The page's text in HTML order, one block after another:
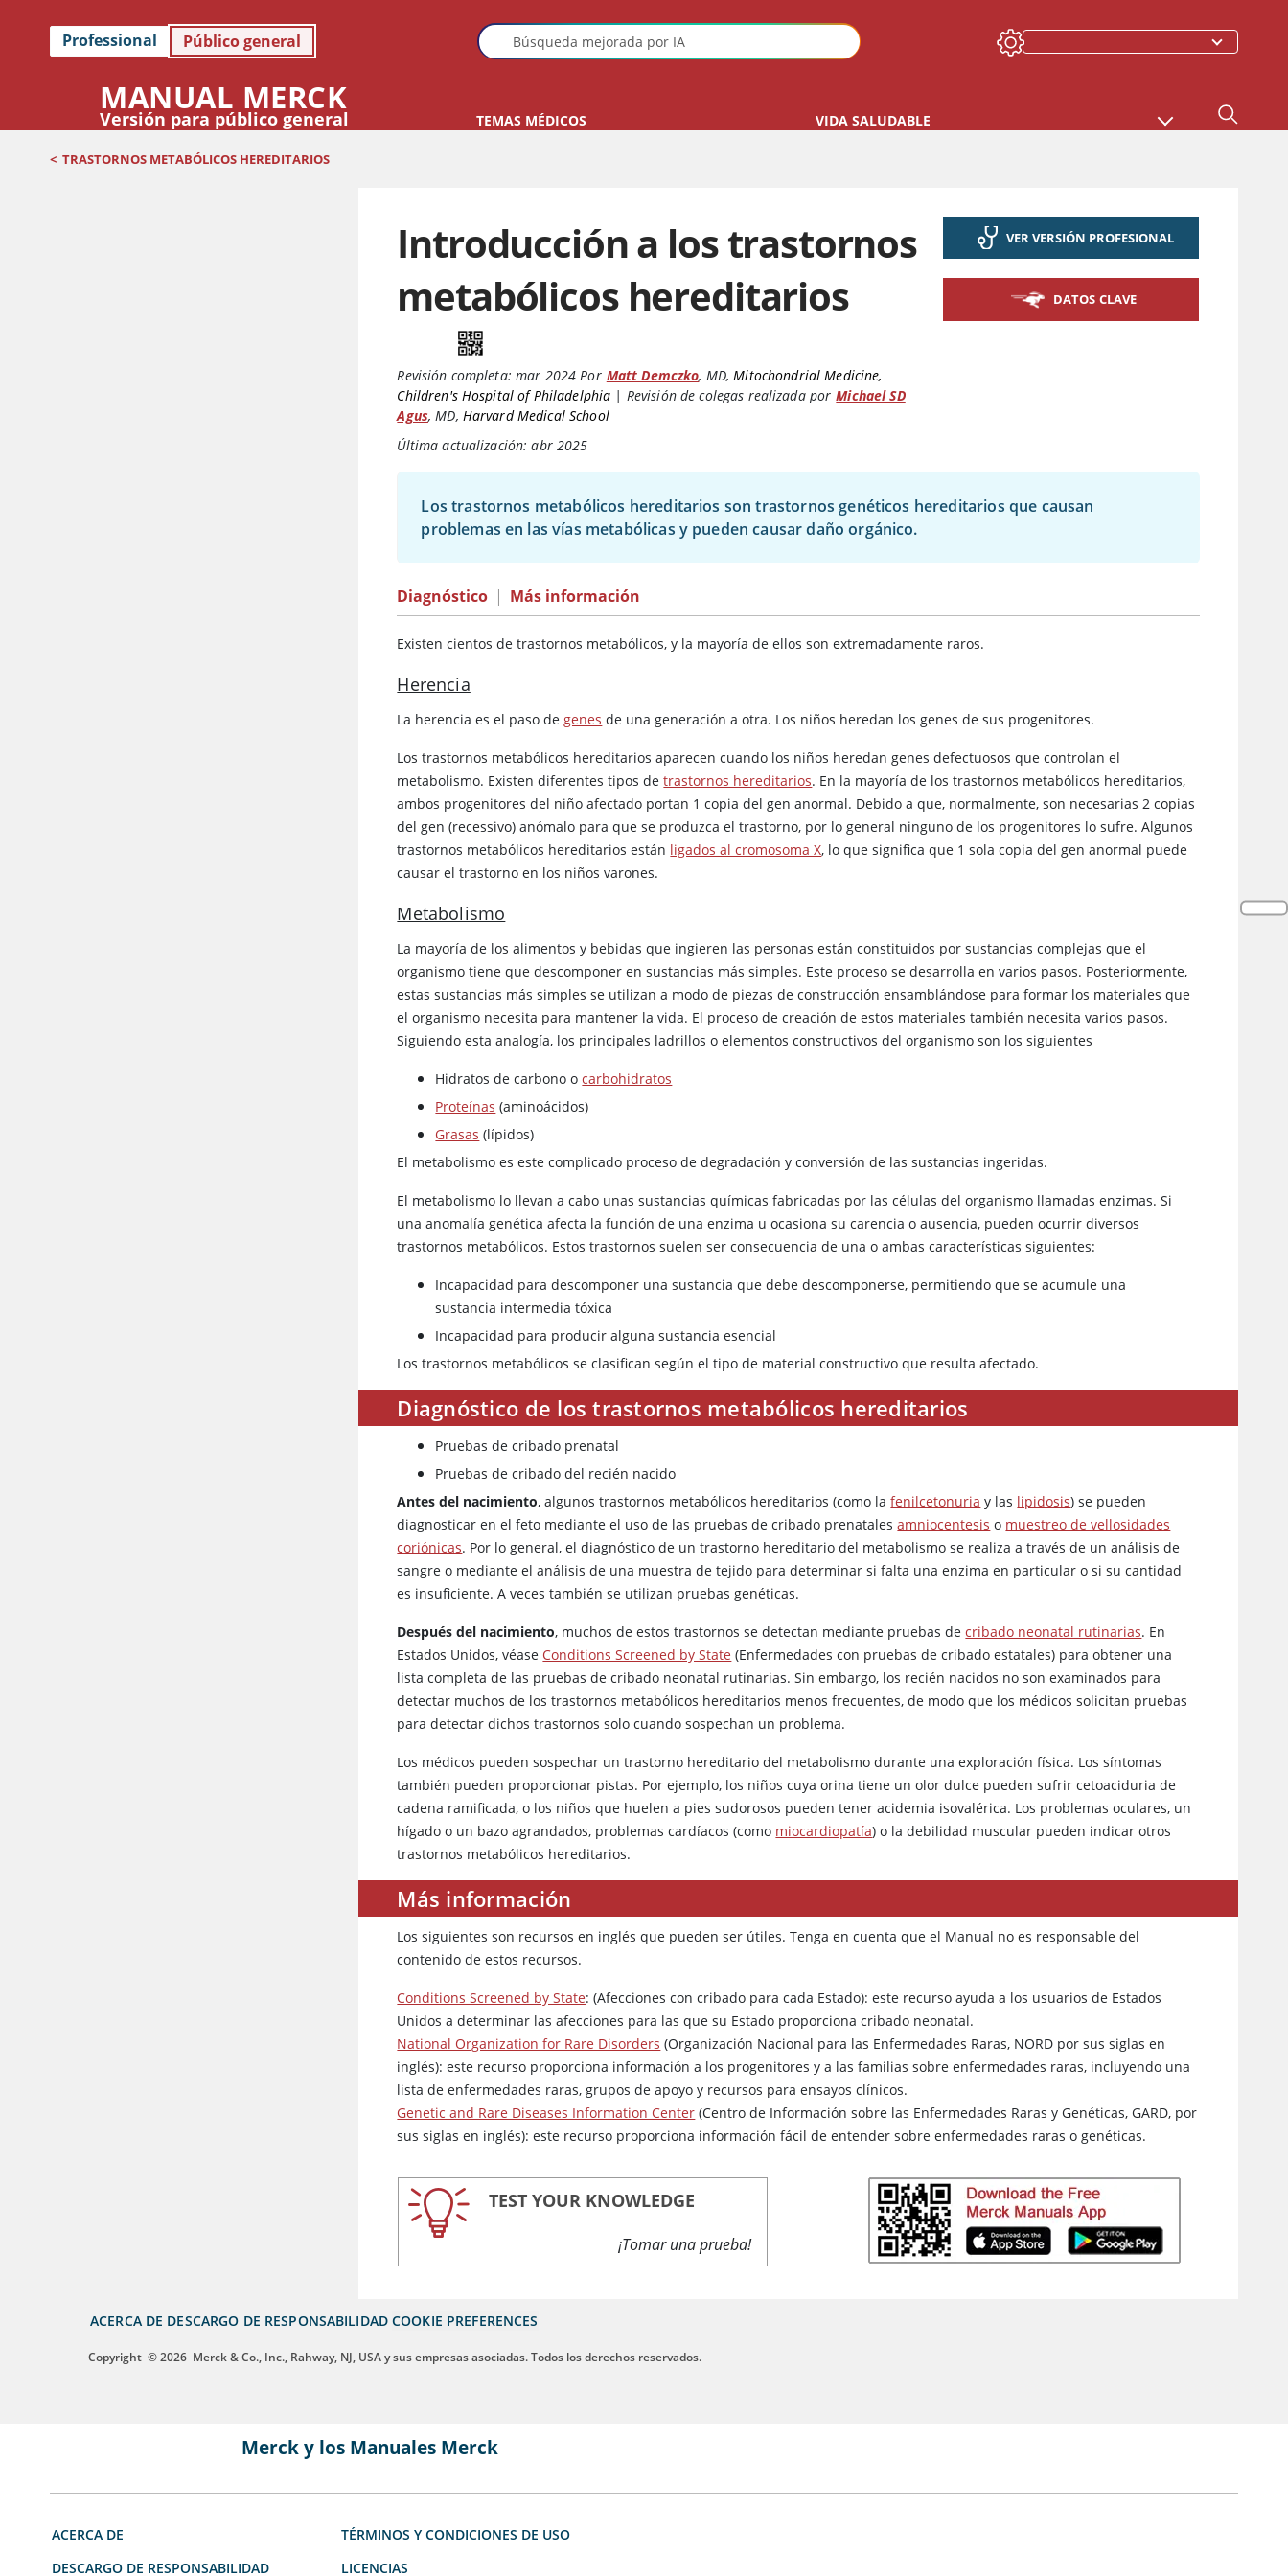
Professional Público general
MANUAL MERCK
Versión para público general TEMAS MÉDICOS VIDA SALUDABLE
< TRASTORNOS METABÓLICOS HEREDITARIOS
Introducción a los trastornos
metabólicos hereditarios
Revisión completa: mar 2024 Por Matt Demczko, MD,Mitochondrial Medicine,
Children's Hospital of Philadelphia | Revisión de colegas realizada por Michael SD
Agus,MD, Harvard Medical School
Última actualización: abr 2025
VER VERSIÓN PROFESIONAL
DATOS CLAVE
Los trastornos metabólicos hereditarios son trastornos genéticos hereditarios que causan
problemas en las vías metabólicas y pueden causar daño orgánico.
Diagnóstico | Más información
Existen cientos de trastornos metabólicos, y la mayoría de ellos son extremadamente raros.
Herencia
La herencia es el paso degenes de una generación a otra. Los niños heredan los genes de sus progenitores.
Los trastornos metabólicos hereditarios aparecen cuando los niños heredan genes defectuosos que controlan el
metabolismo. Existen diferentes tipos detrastornos hereditarios. En la mayoría de los trastornos metabólicos hereditarios,
ambos progenitores del niño afectado portan 1 copia del gen anormal. Debido a que, normalmente, son necesarias 2 copias
del gen (recessivo) anómalo para que se produzca el trastorno, por lo general ninguno de los progenitores lo sufre. Algunos
trastornos metabólicos hereditarios están ligados al cromosoma X, lo que significa que 1 sola copia del gen anormal puede
causar el trastorno en los niños varones.
Metabolismo
La mayoría de los alimentos y bebidas que ingieren las personas están constituidos por sustancias complejas que el
organismo tiene que descomponer en sustancias más simples. Este proceso se desarrolla en varios pasos. Posteriormente,
estas sustancias más simples se utilizan a modo de piezas de construcción ensamblándose para formar los materiales que
el organismo necesita para mantener la vida. El proceso de creación de estos materiales también necesita varios pasos.
Siguiendo esta analogía, los principales ladrillos o elementos constructivos del organismo son los siguientes
Hidratos de carbono ocarbohidratos
Proteínas (aminoácidos)
Grasas (lípidos)
El metabolismo es este complicado proceso de degradación y conversión de las sustancias ingeridas.
El metabolismo lo llevan a cabo unas sustancias químicas fabricadas por las células del organismo llamadas enzimas. Si
una anomalía genética afecta la función de una enzima u ocasiona su carencia o ausencia, pueden ocurrir diversos
trastornos metabólicos. Estos trastornos suelen ser consecuencia de una o ambas características siguientes:
Incapacidad para descomponer una sustancia que debe descomponerse, permitiendo que se acumule una
sustancia intermedia tóxica
Incapacidad para producir alguna sustancia esencial
Los trastornos metabólicos se clasifican según el tipo de material constructivo que resulta afectado.
Diagnóstico de los trastornos metabólicos hereditarios
Pruebas de cribado prenatal
Pruebas de cribado del recién nacido
Antes del nacimiento, algunos trastornos metabólicos hereditarios (como lafenilcetonuria y las lipidosis) se pueden
diagnosticar en el feto mediante el uso de las pruebas de cribado prenatalesamniocentesis o muestreo de vellosidades
coriónicas. Por lo general, el diagnóstico de un trastorno hereditario del metabolismo se realiza a través de un análisis de
sangre o mediante el análisis de una muestra de tejido para determinar si falta una enzima en particular o si su cantidad
es insuficiente. A veces también se utilizan pruebas genéticas.
Después del nacimiento, muchos de estos trastornos se detectan mediante pruebas decribado neonatal rutinarias. En
Estados Unidos, véase Conditions Screened by State (Enfermedades con pruebas de cribado estatales) para obtener una
lista completa de las pruebas de cribado neonatal rutinarias. Sin embargo, los recién nacidos no son examinados para
detectar muchos de los trastornos metabólicos hereditarios menos frecuentes, de modo que los médicos solicitan pruebas
para detectar dichos trastornos solo cuando sospechan un problema.
Los médicos pueden sospechar un trastorno hereditario del metabolismo durante una exploración física. Los síntomas
también pueden proporcionar pistas. Por ejemplo, los niños cuya orina tiene un olor dulce pueden sufrir cetoaciduria de
cadena ramificada, o los niños que huelen a pies sudorosos pueden tener acidemia isovalérica. Los problemas oculares, un
hígado o un bazo agrandados, problemas cardíacos (como miocardiopatía) o la debilidad muscular pueden indicar otros
trastornos metabólicos hereditarios.
Más información
Los siguientes son recursos en inglés que pueden ser útiles. Tenga en cuenta que el Manual no es responsable del
contenido de estos recursos.
Conditions Screened by State: (Afecciones con cribado para cada Estado): este recurso ayuda a los usuarios de Estados
Unidos a determinar las afecciones para las que su Estado proporciona cribado neonatal.
National Organization for Rare Disorders (Organización Nacional para las Enfermedades Raras, NORD por sus siglas en
inglés): este recurso proporciona información a los progenitores y a las familias sobre enfermedades raras, incluyendo una
lista de enfermedades raras, grupos de apoyo y recursos para ensayos clínicos.
Genetic and Rare Diseases Information Center (Centro de Información sobre las Enfermedades Raras y Genéticas, GARD, por
sus siglas en inglés): este recurso proporciona información fácil de entender sobre enfermedades raras o genéticas.
TEST YOUR KNOWLEDGE
¡Tomar una prueba!
ACERCA DE DESCARGO DE RESPONSABILIDAD COOKIE PREFERENCES
Copyright © 2026 Merck & Co., Inc., Rahway, NJ, USA y sus empresas asociadas. Todos los derechos reservados.
Merck y los Manuales Merck
ACERCA DE
DESCARGO DE RESPONSABILIDAD
TÉRMINOS Y CONDICIONES DE USO
LICENCIAS